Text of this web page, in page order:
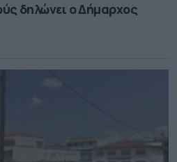
δηλώνει ο Δήμαρχος